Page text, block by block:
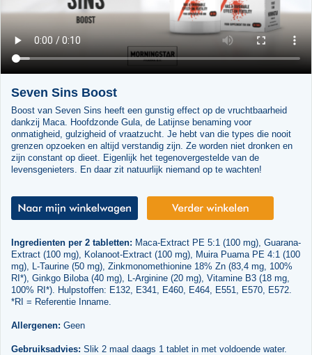
Seven Sins Boost
Boost van Seven Sins heeft een gunstig effect op de vruchtbaarheid
dankzij Maca. Hoofdzonde Gula, de Latijnse benaming voor
onmatigheid, gulzigheid of vraatzucht. Je hebt van die types die nooit
grenzen opzoeken en altijd verstandig zijn. Ze worden niet dronken en
zijn constant op dieet. Eigenlijk het tegenovergestelde van de
levensgenieters. En daar zit natuurlijk niemand op te wachten!
Ingredienten per 2 tabletten: Maca-Extract PE 5:1 (100 mg), Guarana-
Extract (100 mg), Kolanoot-Extract (100 mg), Muira Puama PE 4:1 (100
mg), L-Taurine (50 mg), Zinkmonomethionine 18% Zn (83,4 mg, 100%
RI*), Ginkgo Biloba (40 mg), L-Arginine (20 mg), Vitamine B3 (18 mg,
100% RI*). Hulpstoffen: E132, E341, E460, E464, E551, E570, E572.
*RI = Referentie Inname.
Allergenen: Geen
Gebruiksadvies: Slik 2 maal daags 1 tablet in met voldoende water.